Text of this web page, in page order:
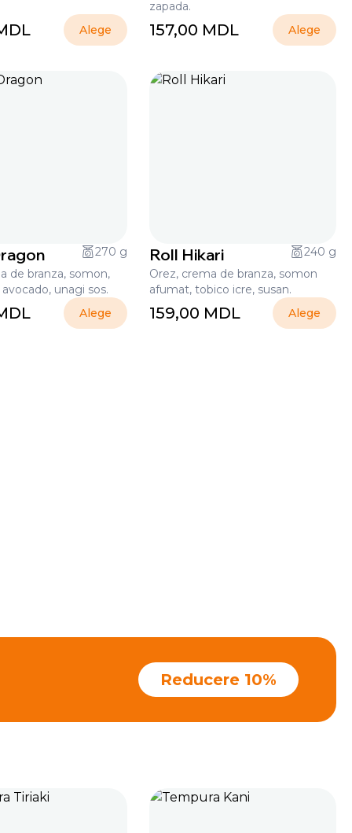
Alege
zapada.
157,00 MDL Alege
270 g
de branza, somon,
unagi sos.
Alege
Roll Hikari
240 g
Orez, crema de branza, somon
afumat, tobico icre, susan.
159,00 MDL Alege
Reducere 10%